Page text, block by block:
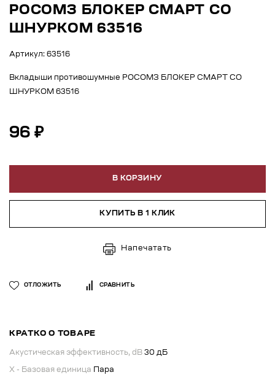
РОСОМЗ БЛОКЕР СМАРТ СО
ШНУРКОМ 63516
Артикул: 63516
Вкладыши противошумные РОСОМЗ БЛОКЕР СМАРТ СО
ШНУРКОМ 63516
96 ₽
В КОРЗИНУ
КУПИТЬ В 1 КЛИК
Напечатать
ОТЛОЖИТЬ СРАВНИТЬ
КРАТКО О ТОВАРЕ
Акустическая эффективность, dB 30 дБ
X - Базовая единица Пара